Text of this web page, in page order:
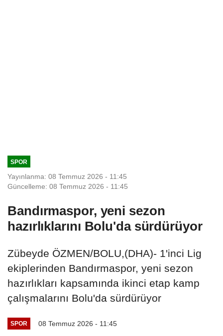
SPOR
Yayınlanma: 08 Temmuz 2026 - 11:45
Güncelleme: 08 Temmuz 2026 - 11:45
Bandırmaspor, yeni sezon
hazırlıklarını Bolu'da sürdürüyor
Zübeyde ÖZMEN/BOLU,(DHA)- 1'inci Lig
ekiplerinden Bandırmaspor, yeni sezon
hazırlıkları kapsamında ikinci etap kamp
çalışmalarını Bolu'da sürdürüyor
SPOR 08 Temmuz 2026 - 11:45